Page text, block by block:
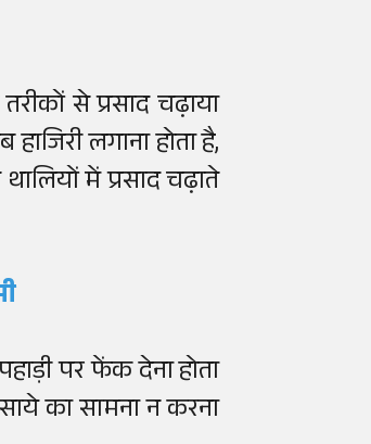
से प्रसाद चढ़ाया
लगाना होता है,
में प्रसाद चढ़ाते
पर फेंक देना होता
का सामना न करना